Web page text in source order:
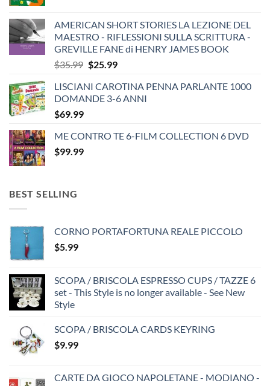
AMERICAN SHORT STORIES LA LEZIONE DEL
MAESTRO - RIFLESSIONI SULLA SCRITTURA -
GREVILLE FANE di HENRY JAMES BOOK
$35.99 Original
was:
$35.99.
$25.99Current
is:
$25.99.
LISCIANI CAROTINA PENNA PARLANTE 1000
DOMANDE 3-6 ANNI
$69.99
ME CONTRO TE 6-FILM COLLECTION 6 DVD
$99.99
BEST SELLING
CORNO PORTAFORTUNA REALE PICCOLO
$5.99
SCOPA / BRISCOLA ESPRESSO CUPS / TAZZE 6
set - This Style is no longer available - See New
Style
SCOPA / BRISCOLA CARDS KEYRING
$9.99
CARTE DA GIOCO NAPOLETANE - MODIANO -